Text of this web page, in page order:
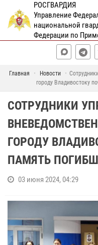
РОСГВАРДИЯ
Управление
национальной
Федерации по
Главная Новости
городу Владивостоку
СОТРУДНИКИ
ГОРОДУ
ПАМЯТЬ
03 июня 2024, 04:29